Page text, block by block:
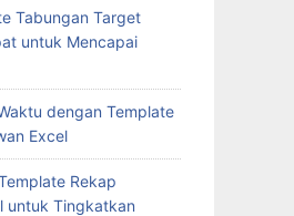
Tabungan Target
untuk Mencapai
dengan Template
Excel
Rekap
untuk Tingkatkan